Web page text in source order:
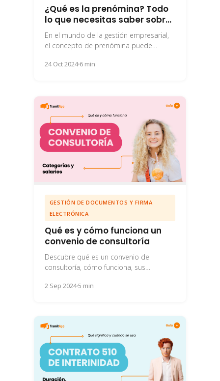
¿Qué es la prenómina? Todo
lo que necesitas saber sobre
su gestión
En el mundo de la gestión empresarial,
el concepto de prenómina puede
algunos, pero es...
24 Oct 20246 min
GESTIÓN DE DOCUMENTOS Y FIRMA
ELECTRÓNICA
Qué es y cómo funciona un
convenio de consultoría
Descubre qué es un convenio de
consultoría, cómo funciona, sus
tener en cuenta...
2 Sep 20245 min